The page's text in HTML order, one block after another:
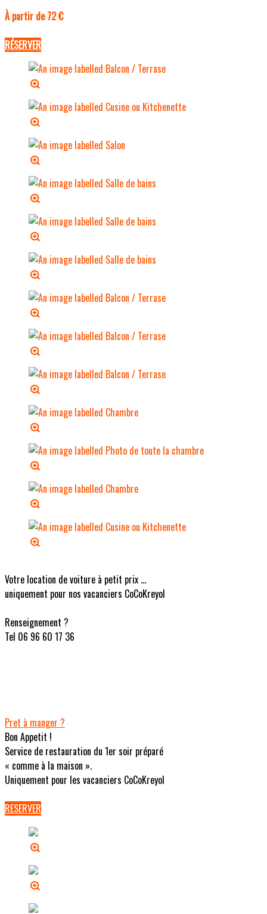
À partir de 72 €
RÉSERVER
Votre location de voiture à petit prix ...
uniquement pour nos vacanciers CoCoKreyol
Renseignement ?
Tel 06 96 60 17 36
Pret à manger ?
Bon Appetit !
Service de restauration du 1er soir préparé
« comme à la maison ».
Uniquement pour les vacanciers CoCoKreyol
RESERVER